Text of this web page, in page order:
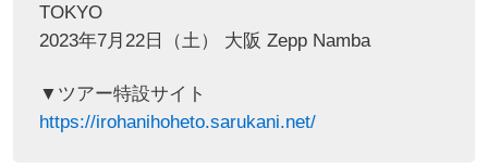
TOKYO
2023年7月22日（土） 大阪 Zepp Namba
▼ツアー特設サイト
https://irohanihoheto.sarukani.net/